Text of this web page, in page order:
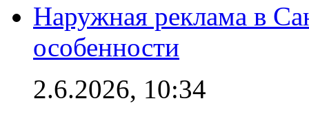
Наружная реклама в
особенности
2.6.2026, 10:34